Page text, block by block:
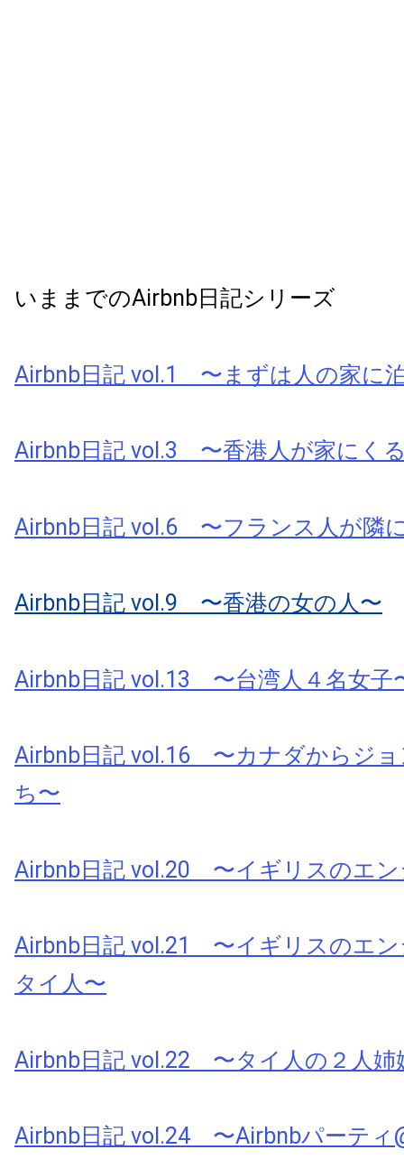
いままでのAirbnb日記シリーズ
Airbnb日記 vol.1 〜まずは人の家に
Airbnb日記 vol.3 〜香港人が家にく
Airbnb日記 vol.6 〜フランス人が隣
Airbnb日記 vol.9 〜香港の女の人〜
Airbnb日記 vol.13 〜台湾人４名女子
Airbnb日記 vol.16 〜カナダからジ
ち〜
Airbnb日記 vol.20 〜イギリスのエ
Airbnb日記 vol.21 〜イギリスのエ
タイ人〜
Airbnb日記 vol.22 〜タイ人の２人姉
Airbnb日記 vol.24 〜Airbnbパーティ